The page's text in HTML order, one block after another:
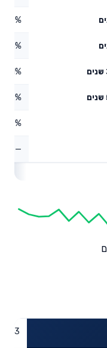
—